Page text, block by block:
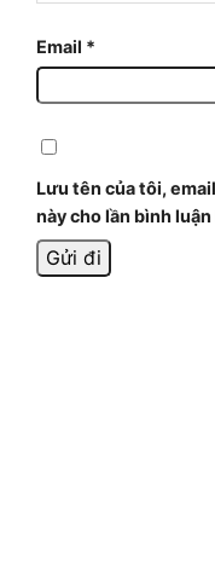
Email *
Lưu tên của tôi,
này cho lần bình